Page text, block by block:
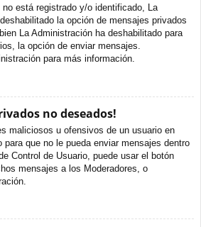
está registrado y/o identificado, La
la opción de mensajes privados
La Administración ha deshabilitado para
la opción de enviar mensajes.
para más información.
no deseados!
maliciosos u ofensivos de un usuario en
para que no le pueda enviar mensajes dentro
Control de Usuario, puede usar el botón
mensajes a los Moderadores, o